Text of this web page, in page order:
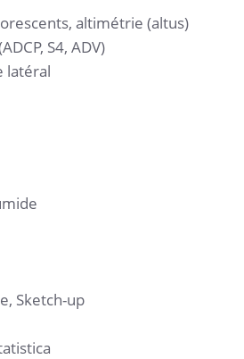
altimétrie (altus)
S4, ADV)
latéral
Sketch-up